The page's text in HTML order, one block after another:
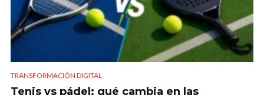
TRANSFORMACIÓN DIGITAL
Tenis vs pádel: qué cambia en las